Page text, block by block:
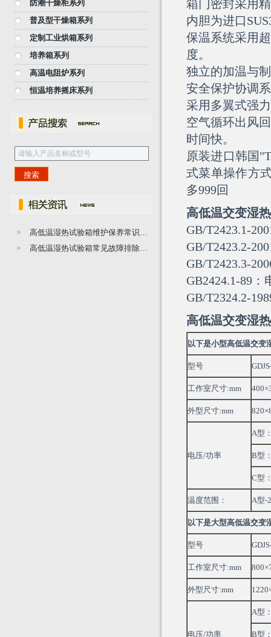
防潮干燥柜系列
普及型干燥箱系列
定制工业烘箱系列
培养箱系列
高温电阻炉系列
恒温培养摇床系列
高低温湿热试验箱维护保养常识…
高低温湿热试验箱常见故障排除…
箱门密封采用
内胆为进口
保温系统采用
度。
独立的加温与
安全保护协调
采用多翼式强
空气循环出风
时间快。
原装进口韩国
式菜单操作方
多999回
高低温交变湿
GB/T2423.1-
GB/T2423.2-
GB/T2423.3-
GB2424.1-89
GB/T2324.2-
高低温交变湿
以下是小型高低温交变
型号
工作室尺寸:mm
外型尺寸:mm
电压/功率
A型
B型
C型
温度范围： A型-
以下是大型高低温交变
型号
工作室尺寸:mm
外型尺寸:mm
电压/功率
A型
B型